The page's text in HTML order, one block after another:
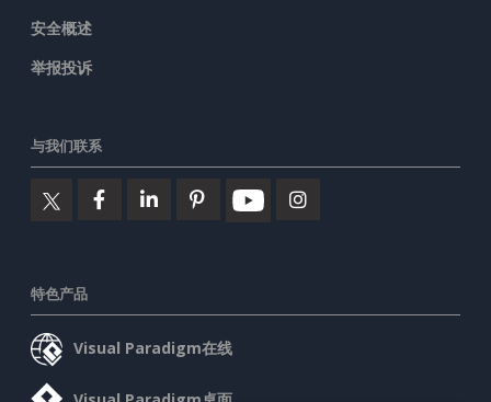
安全概述
举报投诉
与我们联系
特色产品
Visual Paradigm在线